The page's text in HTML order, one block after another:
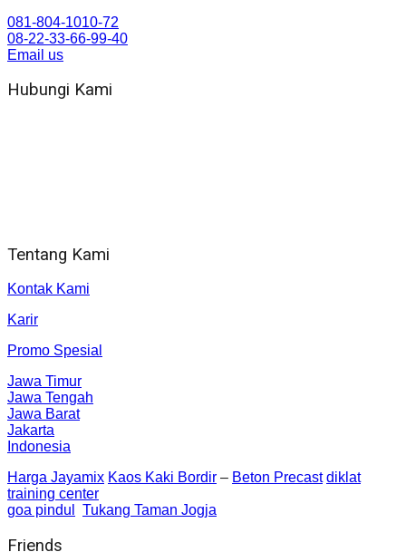
081-804-1010-72
08-22-33-66-99-40
Email us
Hubungi Kami
Tentang Kami
Kontak Kami
Karir
Promo Spesial
Jawa Timur
Jawa Tengah
Jawa Barat
Jakarta
Indonesia
Harga Jayamix Kaos Kaki Bordir – Beton Precast diklat
training center
goa pindul
Tukang Taman Jogja
Friends